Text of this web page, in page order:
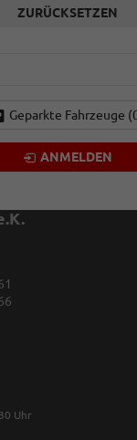
ZURÜCKSETZEN
Geparkte Fahrzeuge (
ANMELDEN
Uhr